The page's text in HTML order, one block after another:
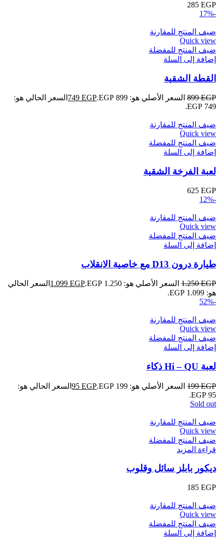
285 EGP
-17%
ضيف المنتج للمقارنة
Quick view
ضيف المنتج للمفضلة
إضافة إلى السلة
القطة الشقية
899EGP السعر الأصلي هو: 899 EGP. 749 EGP
السعر الحالي هو:
749 EGP.
ضيف المنتج للمقارنة
Quick view
ضيف المنتج للمفضلة
إضافة إلى السلة
لعبة الفرخة الشقية
625 EGP
-12%
ضيف المنتج للمقارنة
Quick view
ضيف المنتج للمفضلة
إضافة إلى السلة
طيارة درون D13 مع خاصية الانقلاب
1.250EGP السعر الأصلي هو: 1.250 EGP. 1.099 EGP
السعر الحالي
هو: 1.099 EGP.
-52%
ضيف المنتج للمقارنة
Quick view
ضيف المنتج للمفضلة
إضافة إلى السلة
لعبة Hi – QU ذكاء
199EGP السعر الأصلي هو: 199 EGP. 95 EGP
السعر الحالي هو:
95 EGP.
Sold out
ضيف المنتج للمقارنة
Quick view
ضيف المنتج للمفضلة
قراءة المزيد
ديكور بابلز سائل وقلوب
185 EGP
ضيف المنتج للمقارنة
Quick view
ضيف المنتج للمفضلة
إضافة إلى السلة